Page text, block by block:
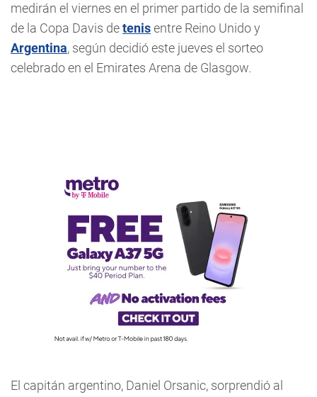
medirán el viernes en el primer partido de la semifinal
de la Copa Davis detenisentre Reino Unido y
Argentina, según decidió este jueves el sorteo
celebrado en el Emirates Arena de Glasgow.
El capitán argentino, Daniel Orsanic, sorprendió al